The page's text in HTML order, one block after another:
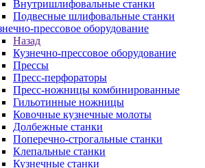
Внутришлифовальные станки
Подвесные шлифовальные станки
прессовое оборудование
Назад
Кузнечно-прессовое оборудование
Прессы
Пресс-перфораторы
Пресс-ножницы комбинированные
Гильотинные ножницы
Ковочные кузнечные молоты
Долбежные станки
Поперечно-строгальные станки
Клепальные станки
Кузнечные станки